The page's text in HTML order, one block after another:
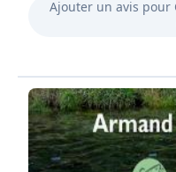
Super accueil, des
adorent les animaux.
Des personnes
sont adorables abec
chargent pas car il
inutilement !
Ajouter un avis pour